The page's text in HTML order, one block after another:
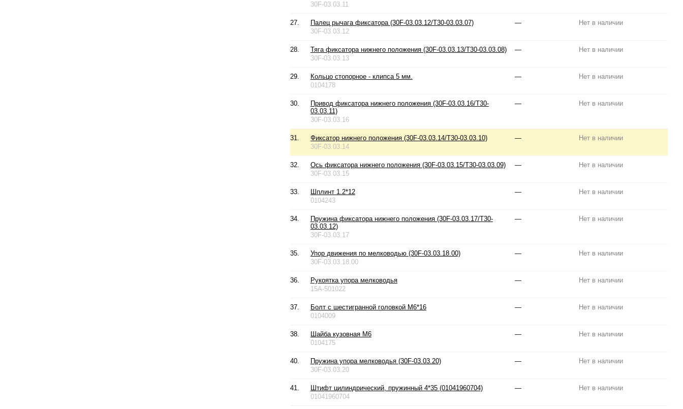
30F-03.03.11
27.
Палец рычага фиксатора (30F-03.03.12/T30-03.03.07)
30F-03.03.12
— Нет в наличии
28.
Тяга фиксатора нижнего положения (30F-03.03.13/T30-03.03.08)
30F-03.03.13
— Нет в наличии
29.
Кольцо стопорное - клипса 5 мм.
0104178
— Нет в наличии
30.
Привод фиксатора нижнего положения (30F-03.03.16/T30-
03.03.11)
30F-03.03.16
— Нет в наличии
31.
Фиксатор нижнего положения (30F-03.03.14/T30-03.03.10)
30F-03.03.14
— Нет в наличии
32.
Ось фиксатора нижнего положения (30F-03.03.15/T30-03.03.09)
30F-03.03.15
— Нет в наличии
33.
Шплинт 1.2*12
0104243
— Нет в наличии
34.
Пружина фиксатора нижнего положения (30F-03.03.17/T30-
03.03.12)
30F-03.03.17
— Нет в наличии
35.
Упор движения по мелководью (30F-03.03.18.00)
30F-03.03.18.00
— Нет в наличии
36.
Рукоятка упора мелководья
15A-501022
— Нет в наличии
37.
Болт с шестигранной головкой М6*16
0104009
— Нет в наличии
38.
Шайба кузовная М6
0104175
— Нет в наличии
40.
Пружина упора мелководья (30F-03.03.20)
30F-03.03.20
— Нет в наличии
41.
Штифт цилиндрический, пружинный 4*35 (01041960704)
01041960704
— Нет в наличии